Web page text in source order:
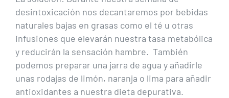
desintoxicación nos decantaremos por bebidas
naturales bajas en grasas como el té u otras
infusiones que elevarán nuestra tasa metabólica
y reducirán la sensación hambre. También
podemos preparar una jarra de agua y añadirle
unas rodajas de limón, naranja o lima para añadir
antioxidantes a nuestra dieta depurativa.